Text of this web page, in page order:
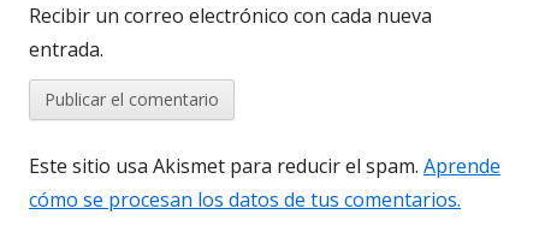
Recibir un correo electrónico con cada nueva
entrada.
Este sitio usa Akismet para reducir el spam. Aprende
cómo se procesan los datos de tus comentarios.